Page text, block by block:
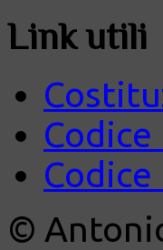
Link utili
©